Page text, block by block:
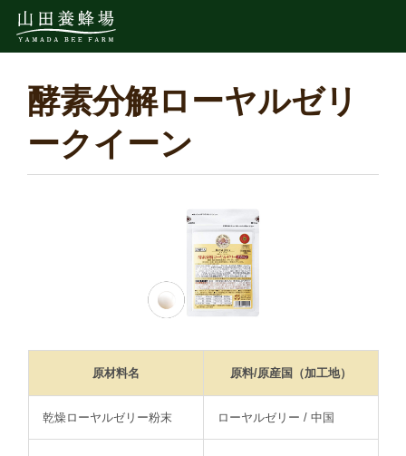
酵素分解ローヤルゼリ
ークイーン
原材料名 原料/原産国（加工地）
乾燥ローヤルゼリー粉末 ローヤルゼリー / 中国